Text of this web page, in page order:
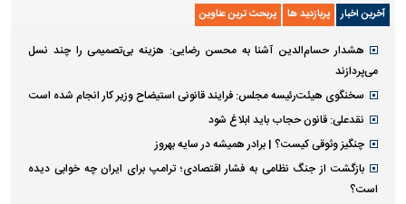
آخرین اخبار پربازدید ها پربحث ترین عناوین
هشدار حسام‌الدین آشنا به محسن رضایی: هزینه بی‌تصمیمی را چند نسل
می‌پردازند
سخنگوی هیئت‌رئیسه مجلس: فرایند قانونی استیضاح وزیر کار انجام شده است
نقدعلی: قانون حجاب باید ابلاغ شود
چنگیز وثوقی کیست؟ | برادر همیشه در سایه بهروز
بازگشت از جنگ نظامی به فشار اقتصادی؛ ترامپ برای ایران چه خوابی دیده
است؟